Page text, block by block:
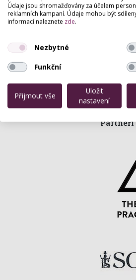
Partneři
Údaje jsou shromažďovány za účelem
reklamních kampaní. Údaje mohou být
informací naleznete zde.
Nezbytné
Funkční
Přijmout vše
Uložit
nastavení